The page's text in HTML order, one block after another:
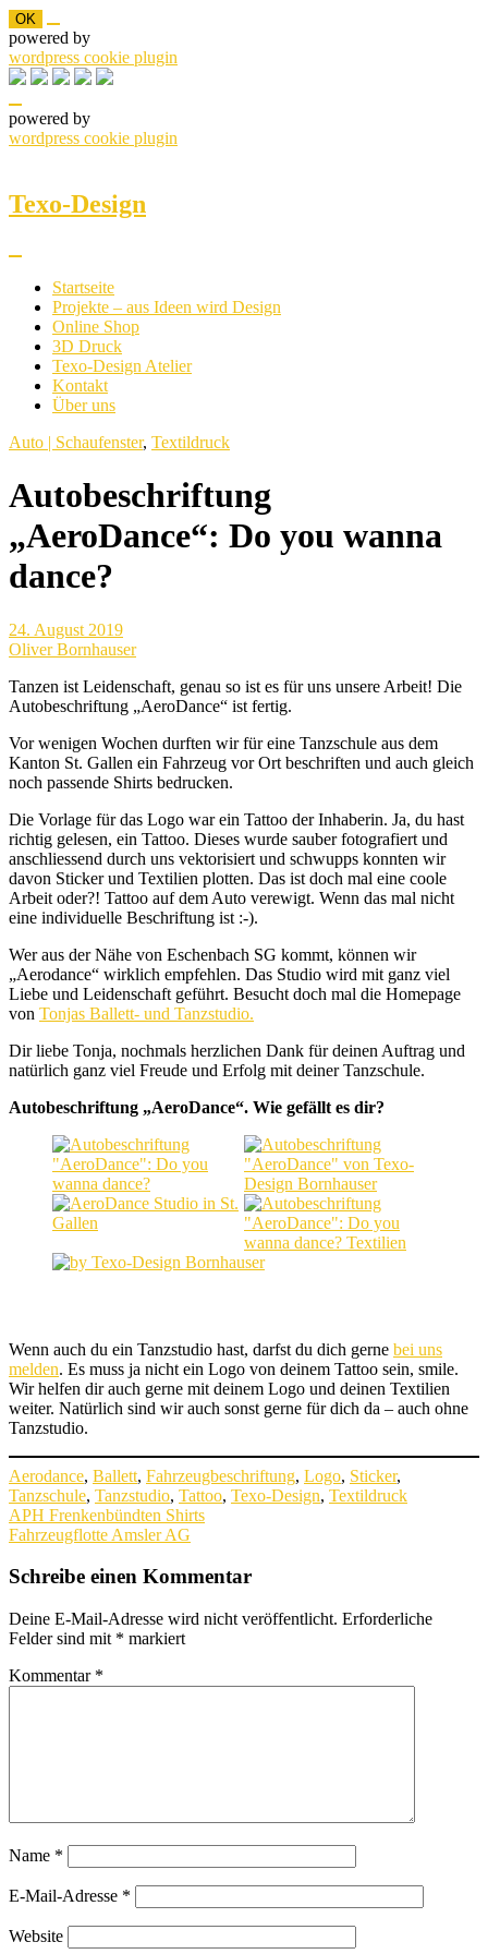
OK
powered by
wordpress cookie plugin
powered by
wordpress cookie plugin
content
Texo-Design
Startseite
Projekte – aus Ideen wird Design
Online Shop
3D Druck
Texo-Design Atelier
Kontakt
Über uns
Auto | Schaufenster, Textildruck
Autobeschriftung
„AeroDance“: Do you wanna
dance?
24. August 2019
Oliver Bornhauser
Tanzen ist Leidenschaft, genau so ist es für uns unsere Arbeit! Die
Autobeschriftung „AeroDance“ ist fertig.
Vor wenigen Wochen durften wir für eine Tanzschule aus dem
Kanton St. Gallen ein Fahrzeug vor Ort beschriften und auch gleich
noch passende Shirts bedrucken.
Die Vorlage für das Logo war ein Tattoo der Inhaberin. Ja, du hast
richtig gelesen, ein Tattoo. Dieses wurde sauber fotografiert und
anschliessend durch uns vektorisiert und schwupps konnten wir
davon Sticker und Textilien plotten. Das ist doch mal eine coole
Arbeit oder?! Tattoo auf dem Auto verewigt. Wenn das mal nicht
eine individuelle Beschriftung ist :-).
Wer aus der Nähe von Eschenbach SG kommt, können wir
„Aerodance“ wirklich empfehlen. Das Studio wird mit ganz viel
Liebe und Leidenschaft geführt. Besucht doch mal die Homepage
von Tonjas Ballett- und Tanzstudio.
Dir liebe Tonja, nochmals herzlichen Dank für deinen Auftrag und
natürlich ganz viel Freude und Erfolg mit deiner Tanzschule.
Autobeschriftung „AeroDance“. Wie gefällt es dir?
Wenn auch du ein Tanzstudio hast, darfst du dich gerne bei uns
melden. Es muss ja nicht ein Logo von deinem Tattoo sein, smile.
Wir helfen dir auch gerne mit deinem Logo und deinen Textilien
weiter. Natürlich sind wir auch sonst gerne für dich da – auch ohne
Tanzstudio.
Aerodance, Ballett, Fahrzeugbeschriftung, Logo, Sticker,
Tanzschule, Tanzstudio, Tattoo, Texo-Design, Textildruck
Beitragsnavigation
APH Frenkenbündten Shirts
Fahrzeugflotte Amsler AG
Schreibe einen Kommentar
Deine E-Mail-Adresse wird nicht veröffentlicht. Erforderliche
Felder sind mit * markiert
Kommentar *
Name *
E-Mail-Adresse *
Website